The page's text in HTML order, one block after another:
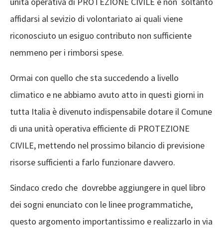
affidarsi al sevizio di volontariato ai quali viene
riconosciuto un esiguo contributo non sufficiente
nemmeno per i rimborsi spese.
Ormai con quello che sta succedendo a livello
climatico e ne abbiamo avuto atto in questi giorni in
tutta Italia è divenuto indispensabile dotare il Comune
di una unità operativa efficiente di PROTEZIONE
CIVILE, mettendo nel prossimo bilancio di previsione
risorse sufficienti a farlo funzionare davvero.
Sindaco credo che dovrebbe aggiungere in quel libro
dei sogni enunciato con le linee programmatiche,
questo argomento importantissimo e realizzarlo in via